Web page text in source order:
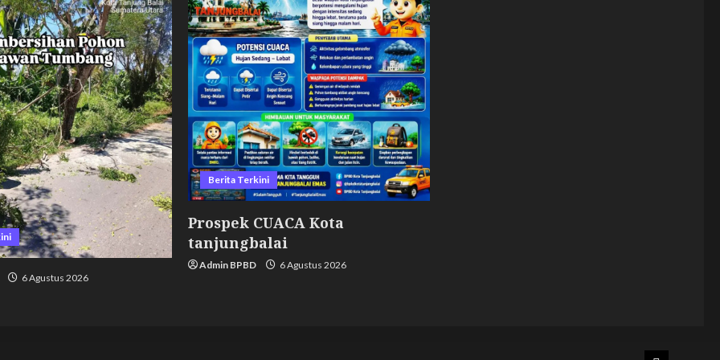
6 Agustus 2026
Berita Terkini
Prospek CUACA Kota
tanjungbalai
Admin BPBD 6 Agustus 2026